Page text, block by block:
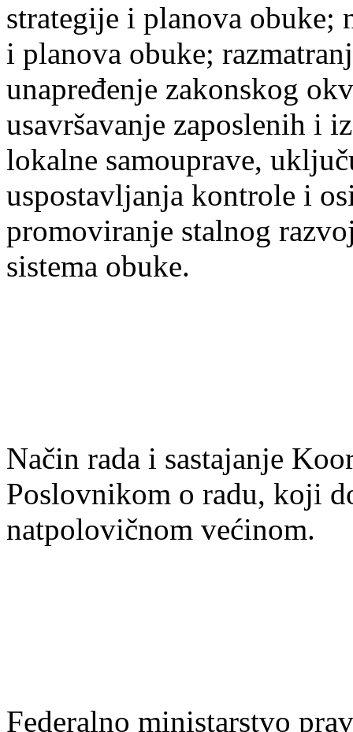
strategije i planova obuke;
i planova obuke;
unapređenje zakonskog
usavršavanje zaposlenih i
lokalne samouprave,
uspostavljanja kontrole i
promoviranje stalnog
sistema obuke.
Način rada i sastajanje
Poslovnikom o radu, koji
natpolovičnom većinom.
Federalno ministarstvo